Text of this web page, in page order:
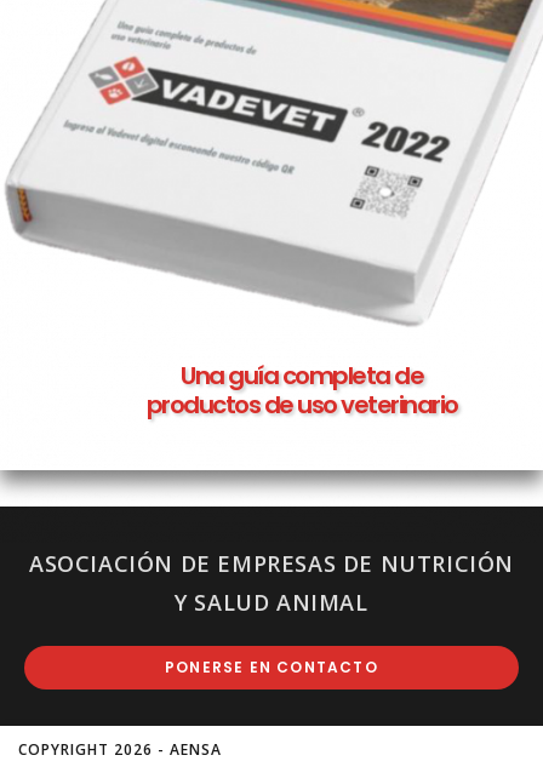
Una guía completa de
productos de uso veterinario
ASOCIACIÓN DE EMPRESAS DE NUTRICIÓN
Y SALUD ANIMAL
PONERSE EN CONTACTO
COPYRIGHT 2026 - AENSA